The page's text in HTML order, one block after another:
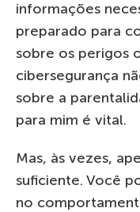
informações
preparado para
sobre os perigos
cibersegurança
sobre a
para mim é vital.
Mas, às vezes,
suficiente. Você
no